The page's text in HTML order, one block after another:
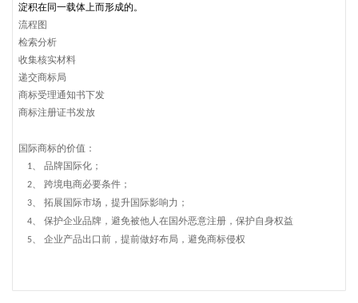
淀积在同一载体上而形成的。
流程图
检索分析
收集核实材料
递交商标局
商标受理通知书下发
商标注册证书发放
国际商标的价值：
1、 品牌国际化；
2、 跨境电商必要条件；
3、 拓展国际市场，提升国际影响力；
4、 保护企业品牌，避免被他人在国外恶意注册，保护自身权益
5、 企业产品出口前，提前做好布局，避免商标侵权